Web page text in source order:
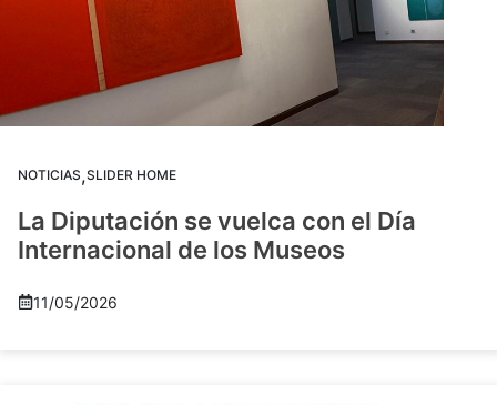
NOTICIAS,SLIDER HOME
La Diputación se vuelca con el Día
Internacional de los Museos
11/05/2026